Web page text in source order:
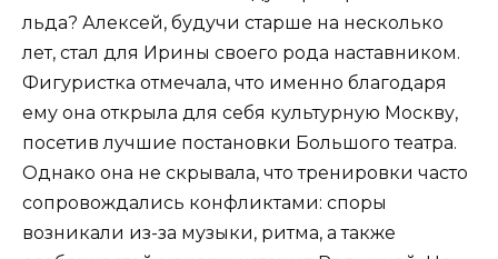
льда? Алексей, будучи старше на несколько
лет, стал для Ирины своего рода наставником.
Фигуристка отмечала, что именно благодаря
ему она открыла для себя культурную Москву,
посетив лучшие постановки Большого театра.
Однако она не скрывала, что тренировки часто
сопровождались конфликтами: споры
возникали из-за музыки, ритма, а также